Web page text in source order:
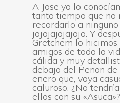
A Jose ya lo
tanto tiempo que no
recordarlo a ninguno
jajajajajajaja. Y
Gretchem lo
amigos de toda la
cálida y muy
debajo del Peñon
enero que, vaya
caluroso. ¿No
ellos con su «Asuca»?